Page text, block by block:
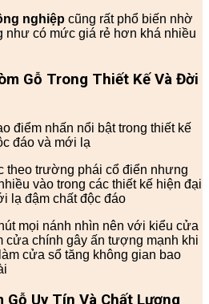
nghiệp cũng rất phổ biến nhờ
như có mức giá rẻ hơn khá nhiều
Gỗ Trong Thiết Kế Và Đời
điểm nhấn nổi bật trong thiết kế
đáo và mới lạ
theo trường phái cổ điển nhưng
vào trong các thiết kế hiện đại
lạ đậm chất độc đáo
mọi nánh nhìn nên với kiểu cửa
cửa chính gây ấn tượng mạnh khi
cửa sổ tăng không gian bao
Gỗ Uy Tín Và Chất Lượng